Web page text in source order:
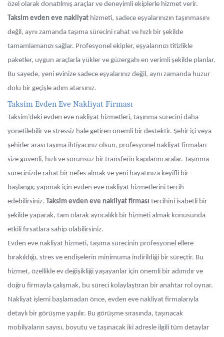
özel olarak donatılmış araçlar ve deneyimli ekiplerle hizmet verir.
Taksim evden eve nakliyat hizmeti, sadece eşyalarınızın taşınmasını
değil, aynı zamanda taşıma sürecini rahat ve hızlı bir şekilde
tamamlamanızı sağlar. Profesyonel ekipler, eşyalarınızı titizlikle
paketler, uygun araçlarla yükler ve güzergahı en verimli şekilde planlar.
Bu sayede, yeni evinize sadece eşyalarınız değil, aynı zamanda huzur
dolu bir geçişle adım atarsınız.
Taksim Evden Eve Nakliyat Firması
Taksim’deki evden eve nakliyat hizmetleri, taşınma sürecini daha
yönetilebilir ve stressiz hale getiren önemli bir destektir. Şehir içi veya
şehirler arası taşıma ihtiyacınız olsun, profesyonel nakliyat firmaları
size güvenli, hızlı ve sorunsuz bir transferin kapılarını aralar. Taşınma
sürecinizde rahat bir nefes almak ve yeni hayatınıza keyifli bir
başlangıç yapmak için evden eve nakliyat hizmetlerini tercih
edebilirsiniz.
Taksim evden eve nakliyat firması tercihini isabetli bir
şekilde yaparak, tam olarak ayrıcalıklı bir hizmeti almak konusunda
etkili fırsatlara sahip olabilirsiniz.
Evden eve nakliyat hizmeti, taşıma sürecinin profesyonel ellere
bırakıldığı, stres ve endişelerin minimuma indirildiği bir süreçtir. Bu
hizmet, özellikle ev değişikliği yaşayanlar için önemli bir adımdır ve
doğru firmayla çalışmak, bu süreci kolaylaştıran bir anahtar rol oynar.
Nakliyat işlemi başlamadan önce, evden eve nakliyat firmalarıyla
detaylı bir görüşme yapılır. Bu görüşme sırasında, taşınacak
mobilyaların sayısı, boyutu ve taşınacak iki adresle ilgili tüm detaylar